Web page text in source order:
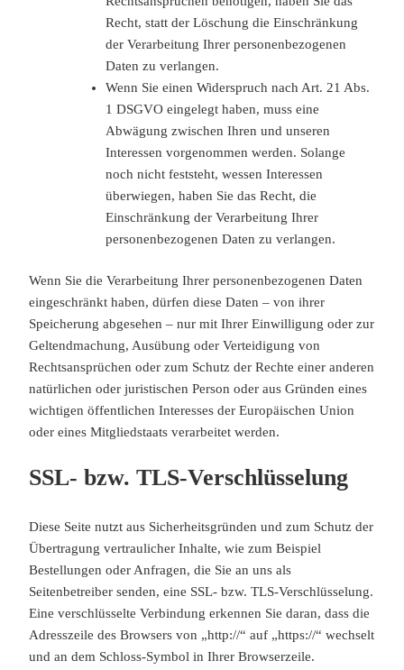
Recht, statt der Löschung die Einschränkung
der Verarbeitung Ihrer personenbezogenen
Daten zu verlangen.
Wenn Sie einen Widerspruch nach Art. 21 Abs.
1 DSGVO eingelegt haben, muss eine
Abwägung zwischen Ihren und unseren
Interessen vorgenommen werden. Solange
noch nicht feststeht, wessen Interessen
überwiegen, haben Sie das Recht, die
Einschränkung der Verarbeitung Ihrer
personenbezogenen Daten zu verlangen.
Wenn Sie die Verarbeitung Ihrer personenbezogenen Daten
eingeschränkt haben, dürfen diese Daten – von ihrer
Speicherung abgesehen – nur mit Ihrer Einwilligung oder zur
Geltendmachung, Ausübung oder Verteidigung von
Rechtsansprüchen oder zum Schutz der Rechte einer anderen
natürlichen oder juristischen Person oder aus Gründen eines
wichtigen öffentlichen Interesses der Europäischen Union
oder eines Mitgliedstaats verarbeitet werden.
SSL- bzw. TLS-Verschlüsselung
Diese Seite nutzt aus Sicherheitsgründen und zum Schutz der
Übertragung vertraulicher Inhalte, wie zum Beispiel
Bestellungen oder Anfragen, die Sie an uns als
Seitenbetreiber senden, eine SSL- bzw. TLS-Verschlüsselung.
Eine verschlüsselte Verbindung erkennen Sie daran, dass die
Adresszeile des Browsers von „http://“ auf „https://“ wechselt
und an dem Schloss-Symbol in Ihrer Browserzeile.